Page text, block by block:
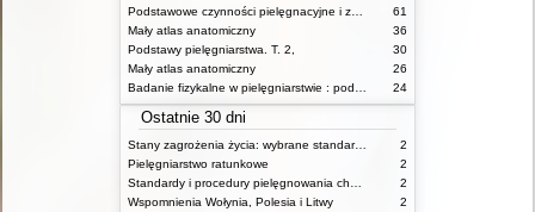
61
Mały atlas anatomiczny
36
Podstawy pielęgniarstwa. T. 2,
30
Mały atlas anatomiczny
26
24
Ostatnie 30 dni
Stany zagrożenia życia: wybrane standardy opieki i procedury postępowania pielęgniarskiego
2
Pielęgniarstwo ratunkowe
2
2
Wspomnienia Wołynia, Polesia i Litwy
2